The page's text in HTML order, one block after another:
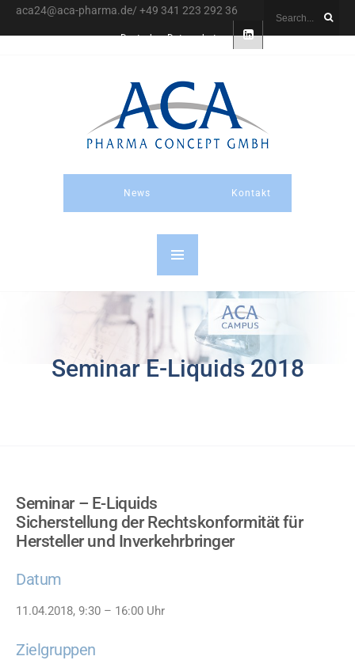
aca24@aca-pharma.de/ +49 341 223 292 36
Deutsch Datenschutz
News Kontakt
Seminar E-Liquids 2018
Seminar – E-Liquids
Sicherstellung der Rechtskonformität für
Hersteller und Inverkehrbringer
Datum
11.04.2018, 9:30 – 16:00 Uhr
Zielgruppen